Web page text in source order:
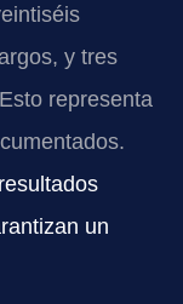
y tres
representa
un